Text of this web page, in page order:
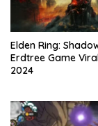
Elden Ring:
Erdtree Game
2024